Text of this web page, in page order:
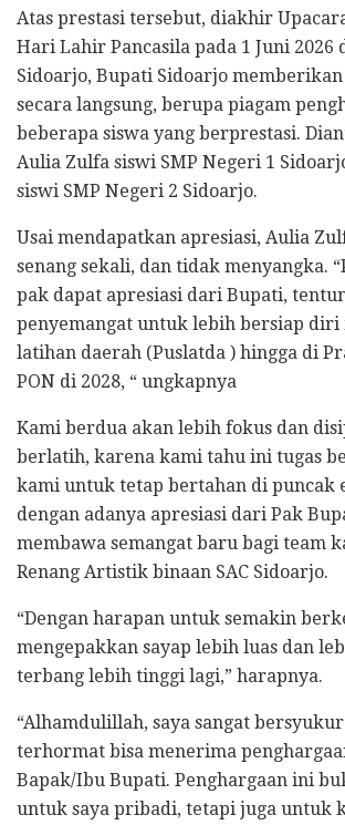
Atas prestasi tersebut, diakhir
Hari Lahir Pancasila pada 1 Juni 2026
Sidoarjo, Bupati Sidoarjo
secara langsung, berupa piagam
beberapa siswa yang berprestasi.
Aulia Zulfa siswi SMP Negeri 1
siswi SMP Negeri 2 Sidoarjo.
Usai mendapatkan apresiasi, Aulia
senang sekali, dan tidak menyangka.
pak dapat apresiasi dari Bupati,
penyemangat untuk lebih bersiap diri
latihan daerah (Puslatda ) hingga di
PON di 2028, “ ungkapnya
Kami berdua akan lebih fokus dan
berlatih, karena kami tahu ini tugas
kami untuk tetap bertahan di puncak
dengan adanya apresiasi dari Pak
membawa semangat baru bagi team
Renang Artistik binaan SAC Sidoarjo.
“Dengan harapan untuk semakin
mengepakkan sayap lebih luas dan
terbang lebih tinggi lagi,” harapnya.
“Alhamdulillah, saya sangat
terhormat bisa menerima
Bapak/Ibu Bupati. Penghargaan ini
untuk saya pribadi, tetapi juga untuk